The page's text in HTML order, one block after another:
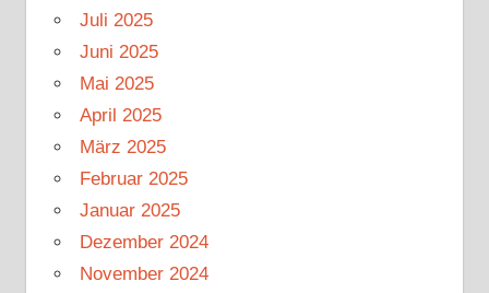
Juli 2025
Juni 2025
Mai 2025
April 2025
März 2025
Februar 2025
Januar 2025
Dezember 2024
November 2024